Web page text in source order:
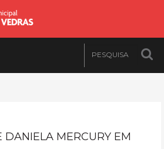
DANIELA MERCURY EM